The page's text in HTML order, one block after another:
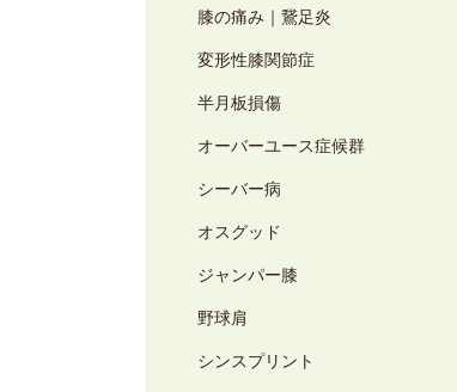
膝の痛み｜鵞足炎
変形性膝関節症
半月板損傷
オーバーユース症候群
シーバー病
オスグッド
ジャンパー膝
野球肩
シンスプリント